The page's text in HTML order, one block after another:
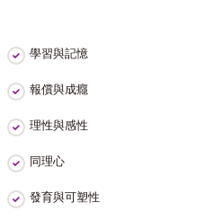
學習與記憶
報償與成癮
理性與感性
同理心
發育與可塑性